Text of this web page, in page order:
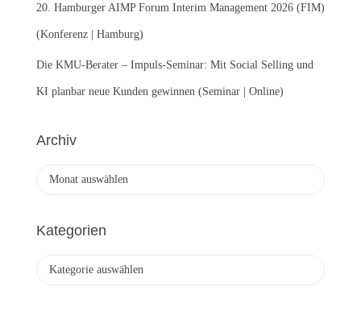
20. Hamburger AIMP Forum Interim Management 2026 (FIM)
(Konferenz | Hamburg)
Die KMU-Berater – Impuls-Seminar: Mit Social Selling und
KI planbar neue Kunden gewinnen (Seminar | Online)
Archiv
h
Kategorien